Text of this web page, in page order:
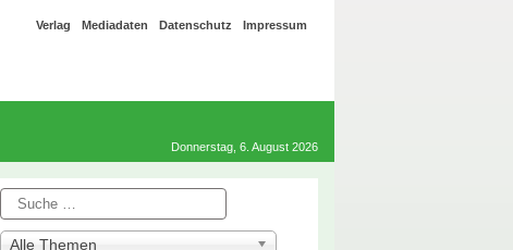
Verlag Mediadaten Datenschutz Impressum
Donnerstag, 6. August 2026
Suche
Alle Themen